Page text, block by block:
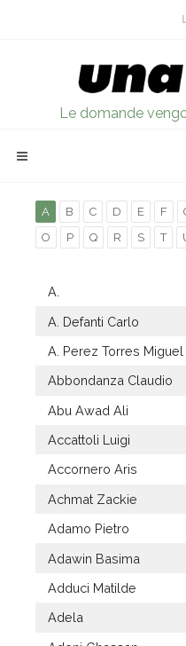
Le domande
A B C D E F
O
P Q R S T
A.
A. Defanti Carlo
A. Perez Torres Miguel
Abbondanza Claudio
Abu Awad Ali
Accattoli Luigi
Accornero Aris
Achmat Zackie
Adamo Pietro
Adawin Basima
Adduci Matilde
Adela